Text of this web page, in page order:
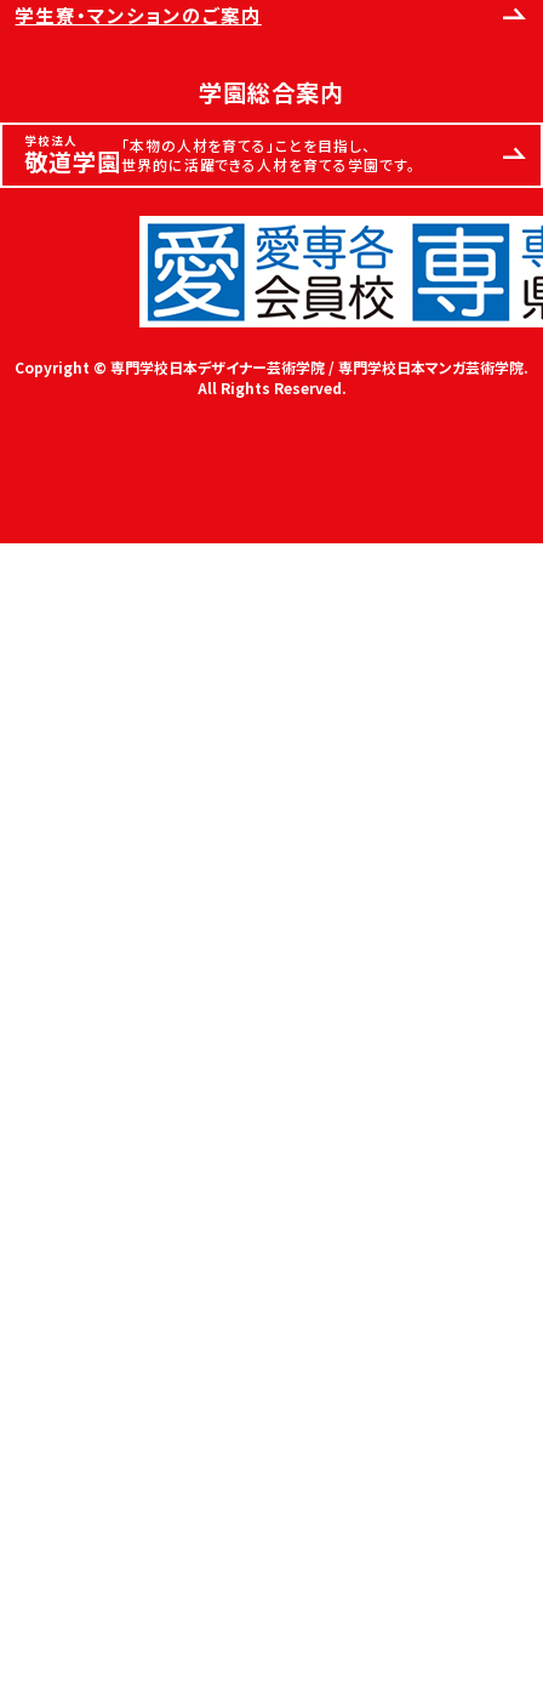
学生寮・マンションのご案内
学園総合案内
学校法人
敬道学園「本物の人材を育てる」ことを目指し、
世界的に活躍できる人材を育てる学園です。
Copyright © 専門学校日本デザイナー芸術学院 / 専門学校日本マンガ芸術学院.
All Rights Reserved.